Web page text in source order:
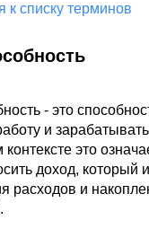
к списку терминов
- это
и
это
доход, который
расходов и